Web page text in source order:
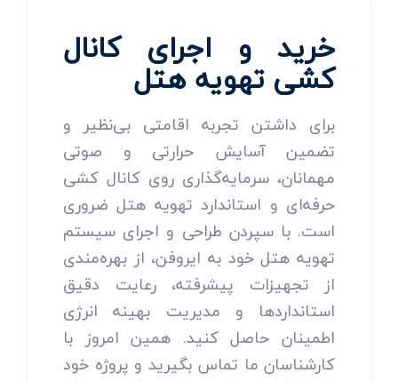
خرید و اجرای کانال
کشی تهویه هتل
برای داشتن تجربه اقامتی بی‌نظیر و
تضمین آسایش حرارتی و صوتی
مهمانان، سرمایه‌گذاری روی کانال کشی
حرفه‌ای و استاندارد تهویه هتل ضروری
است. با سپردن طراحی و اجرای سیستم
تهویه هتل خود به ایروفن، از بهره‌مندی
از تجهیزات پیشرفته، رعایت دقیق
استانداردها و مدیریت بهینه انرژی
اطمینان حاصل کنید. همین امروز با
کارشناسان ما تماس بگیرید و پروژه خود